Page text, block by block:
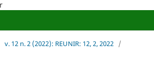
v. 12 n. 2 (2022): REUNIR: 12, 2, 2022 /